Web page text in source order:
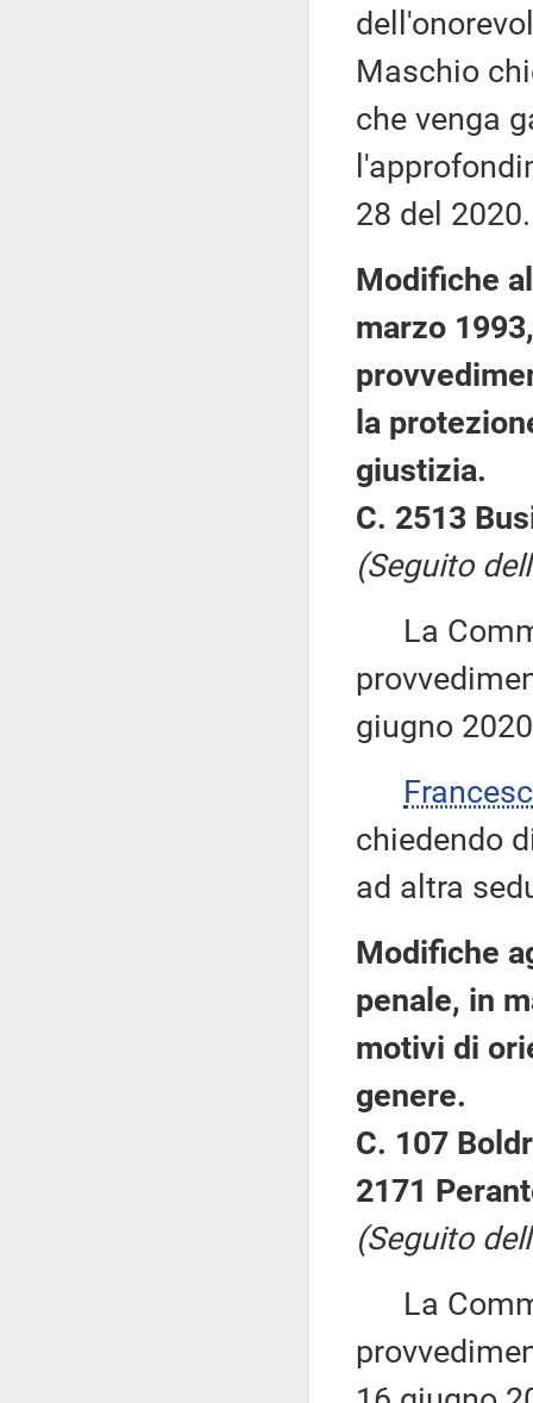
Maschio
che venga
28 del 2020.
Modifiche
marzo
la
giustizia.
C. 2513
(Seguito
La
giugno
chiedendo
ad altra
Modifiche
penale, in
motivi di
genere.
C. 107
2171
(Seguito
La